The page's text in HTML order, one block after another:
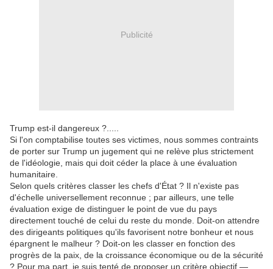
Publicité
Trump est-il dangereux ?
Si l'on comptabilise toutes ses victimes, nous sommes contraints
de porter sur Trump un jugement qui ne relève plus strictement
de l'idéologie, mais qui doit céder la place à une évaluation
humanitaire.
Selon quels critères classer les chefs d'État ? Il n'existe pas
d'échelle universellement reconnue ; par ailleurs, une telle
évaluation exige de distinguer le point de vue du pays
directement touché de celui du reste du monde. Doit-on attendre
des dirigeants politiques qu'ils favorisent notre bonheur et nous
épargnent le malheur ? Doit-on les classer en fonction des
progrès de la paix, de la croissance économique ou de la sécurité
? Pour ma part, je suis tenté de proposer un critère objectif —